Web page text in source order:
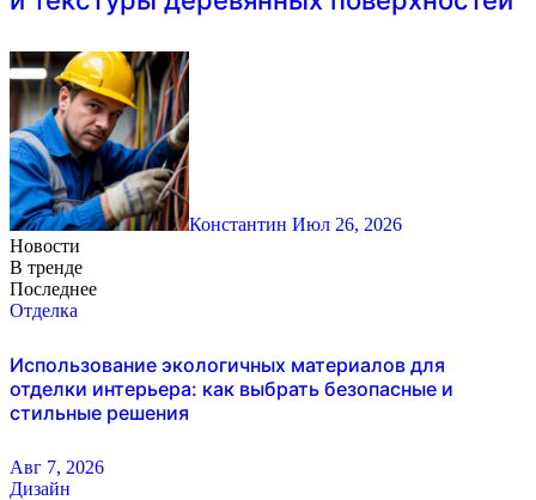
Константин Июл 26, 2026
Новости
В тренде
Последнее
Отделка
Использование экологичных материалов для
отделки интерьера: как выбрать безопасные и
стильные решения
Авг 7, 2026
Дизайн